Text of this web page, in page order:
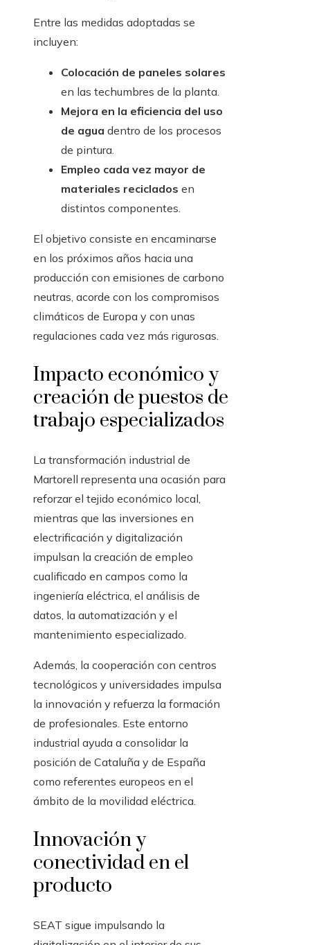
Entre las medidas adoptadas se
incluyen:
Colocación de paneles solares
en las techumbres de la planta.
Mejora en la eficiencia del uso
de agua dentro de los procesos
de pintura.
Empleo cada vez mayor de
materiales reciclados en
distintos componentes.
El objetivo consiste en encaminarse
en los próximos años hacia una
producción con emisiones de carbono
neutras, acorde con los compromisos
climáticos de Europa y con unas
regulaciones cada vez más rigurosas.
Impacto económico y
creación de puestos de
trabajo especializados
La transformación industrial de
Martorell representa una ocasión para
reforzar el tejido económico local,
mientras que las inversiones en
electrificación y digitalización
impulsan la creación de empleo
cualificado en campos como la
ingeniería eléctrica, el análisis de
datos, la automatización y el
mantenimiento especializado.
Además, la cooperación con centros
tecnológicos y universidades impulsa
la innovación y refuerza la formación
de profesionales. Este entorno
industrial ayuda a consolidar la
posición de Cataluña y de España
como referentes europeos en el
ámbito de la movilidad eléctrica.
Innovación y
conectividad en el
producto
SEAT sigue impulsando la